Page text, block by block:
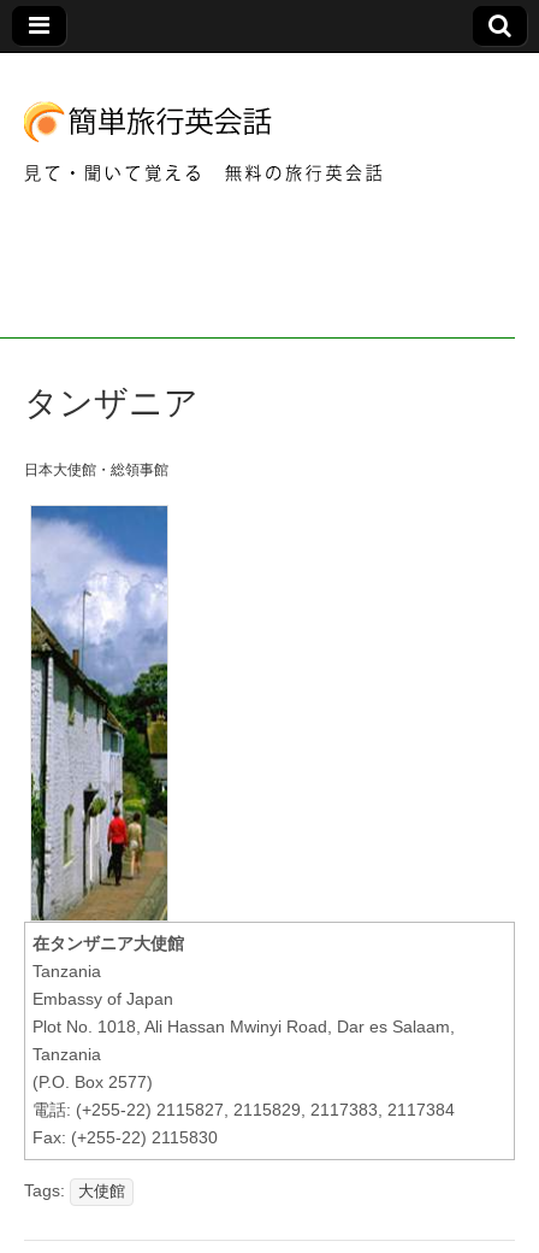
旅
行
英
会
話
タンザニア
日本大使館・総領事館
在タンザニア大使館
Tanzania
Embassy of Japan
Plot No. 1018, Ali Hassan Mwinyi Road, Dar es Salaam,
Tanzania
(P.O. Box 2577)
電話: (+255-22) 2115827, 2115829, 2117383, 2117384
Fax: (+255-22) 2115830
Tags: 大使館